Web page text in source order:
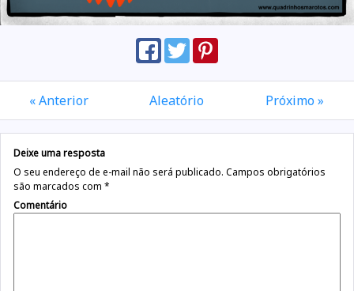
« Anterior Aleatório Próximo »
Deixe uma resposta
O seu endereço de e-mail não será publicado. Campos obrigatórios
são marcados com *
Comentário